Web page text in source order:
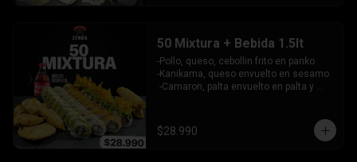
50 Mixtura + Bebida 1.5lt
-Pollo, queso, cebollin frito en panko
-Kanikama, queso envuelto en sesamo
-Camaron, palta envuelto en palta y
guacamole y nachos crocantes
- 5 arrollado primavera -  5 Gyosas
$28.990